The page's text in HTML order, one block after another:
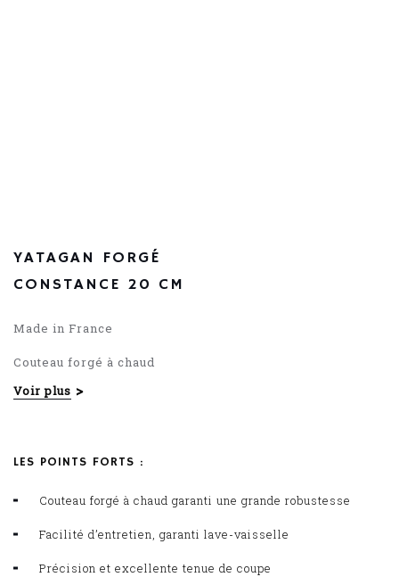
YATAGAN FORGÉ
CONSTANCE 20 CM
Made in France
Couteau forgé à chaud
Manche POM
Voir plus
LES POINTS FORTS :
Couteau forgé à chaud garanti une grande robustesse
Facilité d’entretien, garanti lave-vaisselle
Précision et excellente tenue de coupe